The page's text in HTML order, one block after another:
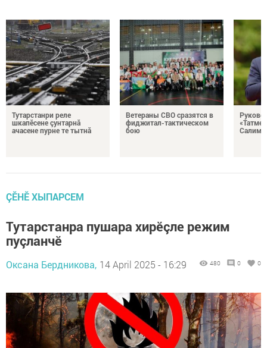
Тутарстанри реле
шкапӗсене çунтарнă
ачасене пурне те тытнă
Ветераны СВО сразятся в
фиджитал-тактическом
бою
ÇӖНӖ ХЫПАРСЕМ
Тутарстанра пушара хирӗçле режим
пуçланчӗ
Оксана Бердникова, 14 April 2025 - 16:29 480 0 0